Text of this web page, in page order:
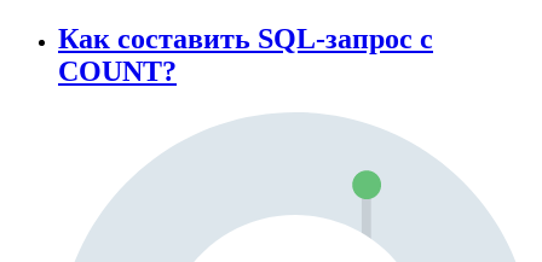
Как составить SQL-запрос с
COUNT?